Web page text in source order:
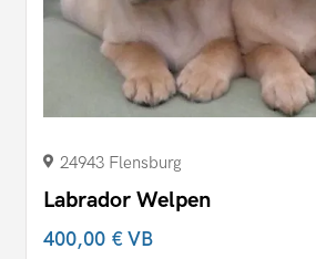
24943 Flensburg
Labrador Welpen
400,00 €VB